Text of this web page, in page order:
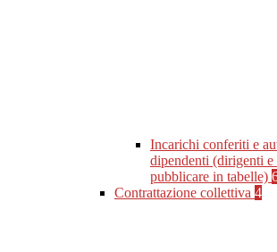
Incarichi conferiti e
dipendenti (dirigenti
pubblicare in tabelle)
Contrattazione collettiva 4